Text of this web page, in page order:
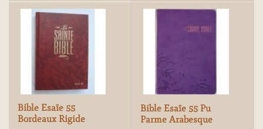
Bible Esaïe 55
Bordeaux Rigide
Bible Esaïe 55 Pu
Parme Arabesque